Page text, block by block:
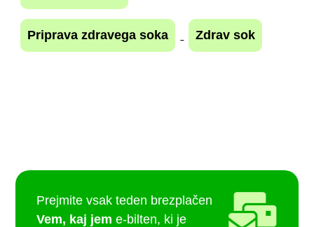
Priprava zdravega soka Zdrav sok
Prejmite vsak teden brezplačen
Vem, kaj jem e-bilten, ki je